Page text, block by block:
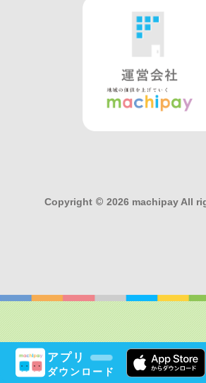
アプリ
ダウンロード
Copyright © 2026 machipay All